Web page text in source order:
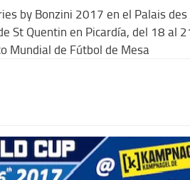
by Bonzini 2017 en el Palais des
St Quentin en Picardía, del 18 al
Mundial de Fútbol de Mesa